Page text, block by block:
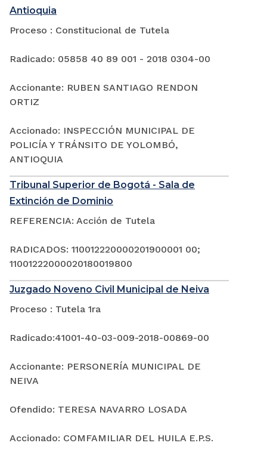
Antioquia
Proceso : Constitucional de Tutela
Radicado: 05858 40 89 001 - 2018 0304-00
Accionante: RUBEN SANTIAGO RENDON
ORTIZ
Accionado: INSPECCIÓN MUNICIPAL DE
POLICÍA Y TRÁNSITO DE YOLOMBÓ,
ANTIOQUIA
Tribunal Superior de Bogotá - Sala de
Extinción de Dominio
REFERENCIA: Acción de Tutela
RADICADOS: 110012220000201900001 00;
11001222000020180019800
Juzgado Noveno Civil Municipal de Neiva
Proceso : Tutela 1ra
Radicado:41001-40-03-009-2018-00869-00
Accionante: PERSONERÍA MUNICIPAL DE
NEIVA
Ofendido: TERESA NAVARRO LOSADA
Accionado: COMFAMILIAR DEL HUILA E.P.S.